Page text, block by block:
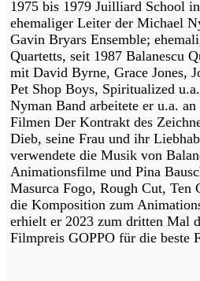
1975 bis 1979 Juilliard School
ehemaliger Leiter der Michael
Gavin Bryars Ensemble;
Quartetts, seit 1987 Balanescu
mit David Byrne, Grace Jones,
Pet Shop Boys, Spiritualized
Nyman Band arbeitete er u.a. an
Filmen Der Kontrakt des
Dieb, seine Frau und ihr
verwendete die Musik von
Animationsfilme und Pina
Masurca Fogo, Rough Cut, Ten
die Komposition zum
erhielt er 2023 zum dritten Mal
Filmpreis GOPPO für die beste